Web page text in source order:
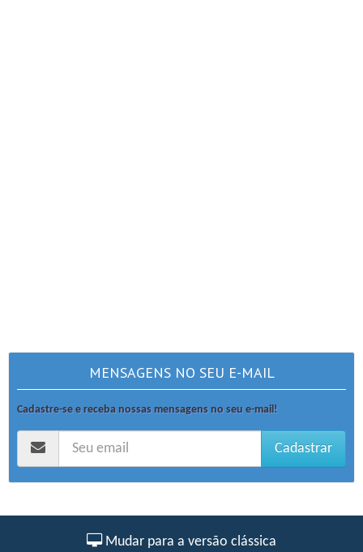
MENSAGENS NO SEU E-MAIL
Cadastre-se e receba nossas mensagens no seu e-mail!
Cadastrar
Mudar para a versão clássica